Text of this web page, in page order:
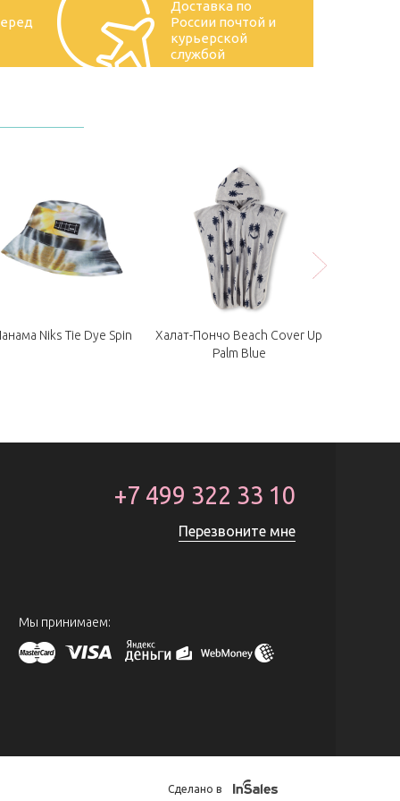
Доставка по
России почтой и
курьерской
службой
Niks Tie Dye Spin
Халат-Пончо Beach Cover Up
Palm Blue
+7 499 322 33 10
Перезвоните мне
Мы принимаем:
Сделано в